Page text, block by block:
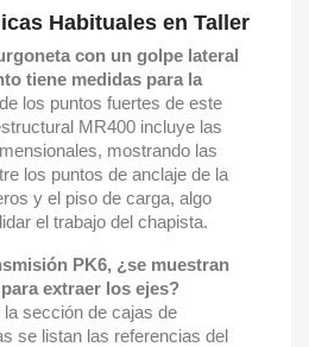
Habituales en Taller
con un golpe lateral
tiene medidas para la
los puntos fuertes de este
MR400 incluye las
mostrando las
los puntos de anclaje de la
y el piso de carga, algo
el trabajo del chapista.
PK6, ¿se muestran
extraer los ejes?
sección de cajas de
se listan las referencias del